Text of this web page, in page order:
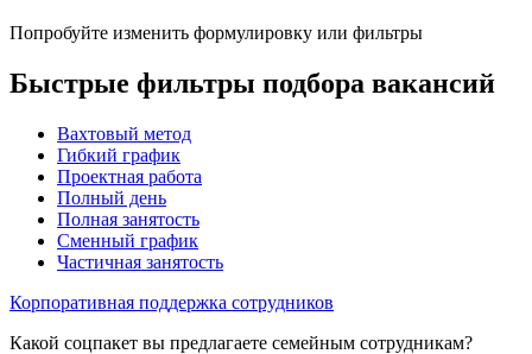
Попробуйте изменить формулировку или фильтры
Быстрые фильтры подбора вакансий
Вахтовый метод
Гибкий график
Проектная работа
Полный день
Полная занятость
Сменный график
Частичная занятость
Корпоративная поддержка сотрудников
Какой соцпакет вы предлагаете семейным сотрудникам?